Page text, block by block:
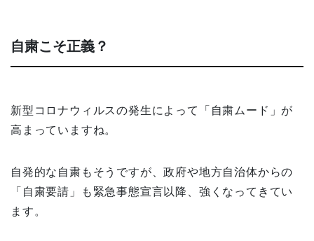
自粛こそ正義？
新型コロナウィルスの発生によって「自粛ムード」が
高まっていますね。
自発的な自粛もそうですが、政府や地方自治体からの
「自粛要請」も緊急事態宣言以降、強くなってきてい
ます。